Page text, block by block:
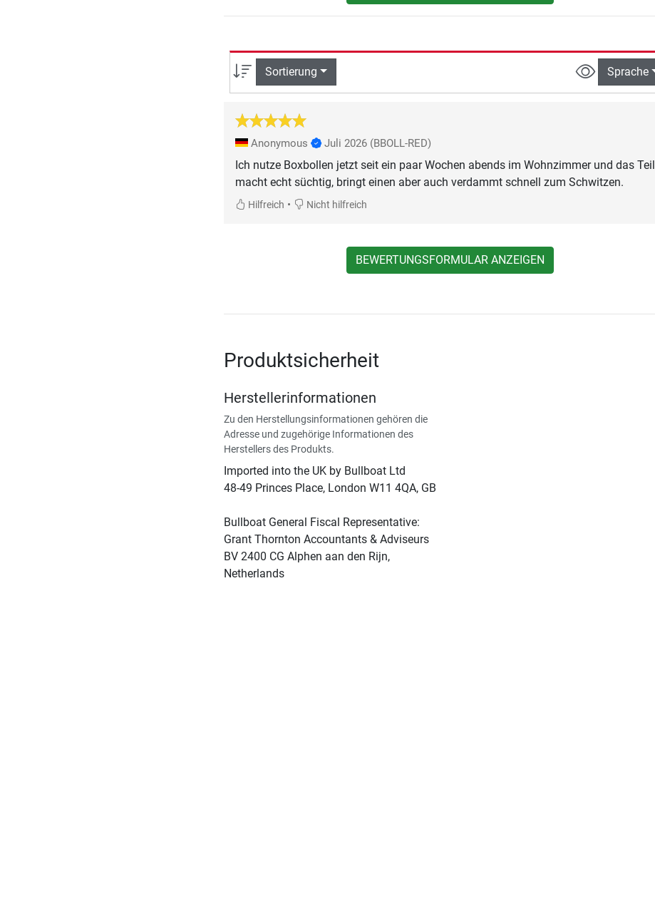
Sortierung Sprache
Anonymous Juli 2026 (BBOLL-RED)
Ich nutze Boxbollen jetzt seit ein paar Wochen abends im Wohnzimmer und das Teil
macht echt süchtig, bringt einen aber auch verdammt schnell zum Schwitzen.
Hilfreich • Nicht hilfreich
BEWERTUNGSFORMULAR ANZEIGEN
Produktsicherheit
Herstellerinformationen
Zu den Herstellungsinformationen gehören die
Adresse und zugehörige Informationen des
Herstellers des Produkts.
Imported into the UK by Bullboat Ltd
48-49 Princes Place, London W11 4QA, GB
Bullboat General Fiscal Representative:
Grant Thornton Accountants & Adviseurs
BV 2400 CG Alphen aan den Rijn,
Netherlands